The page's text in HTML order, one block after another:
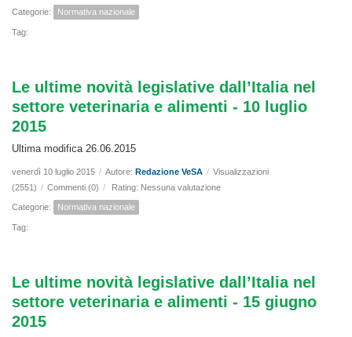
Categorie: Normativa nazionale
Tag:
Le ultime novità legislative dall’Italia nel
settore veterinaria e alimenti - 10 luglio
2015
Ultima modifica 26.06.2015
venerdì 10 luglio 2015 / Autore: Redazione VeSA / Visualizzazioni
(2551) / Commenti (0) / Rating: Nessuna valutazione
Categorie: Normativa nazionale
Tag:
Le ultime novità legislative dall’Italia nel
settore veterinaria e alimenti - 15 giugno
2015